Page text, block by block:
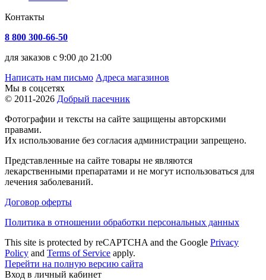
Контакты
8 800 300-66-50
для заказов с 9:00 до 21:00
Написать нам письмо Адреса магазинов
Мы в соцсетях
© 2011-2026 Добрый пасечник
Фотографии и тексты на сайте защищены авторскими
правами.
Их использование без согласия администрации запрещено.
Представленные на сайте товары не являются
лекарственными препаратами и не могут использоваться для
лечения заболеваний.
Договор оферты
Политика в отношении обработки персональных данных
This site is protected by reCAPTCHA and the Google Privacy
Policy and Terms of Service apply.
Перейти на полную версию сайта
Вход в личный кабинет